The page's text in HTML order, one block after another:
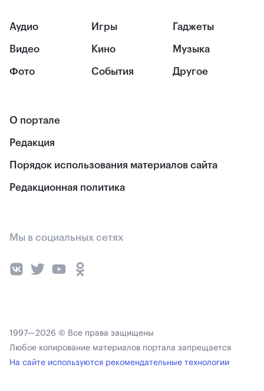
Аудио
Видео
Фото
Игры
Кино
События
Гаджеты
Музыка
Другое
О портале
Редакция
Порядок использования материалов сайта
Редакционная политика
Мы в социальных сетях
1997—2026 © Все права защищены
Любое копирование материалов портала запрещается
На сайте используются рекомендательные технологии